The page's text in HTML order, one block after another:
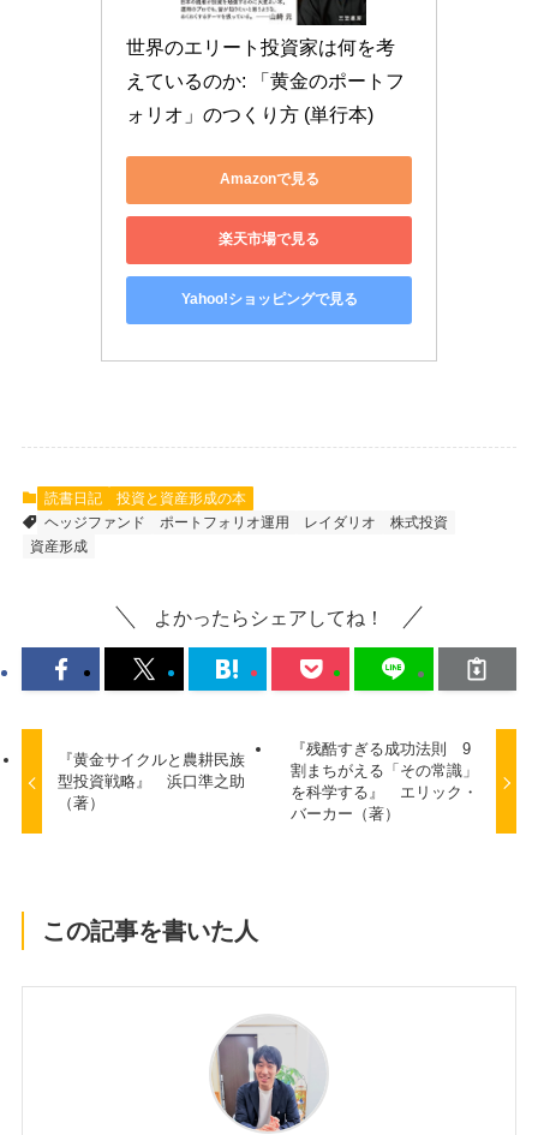
世界のエリート投資家は何を考
えているのか: 「黄金のポートフ
ォリオ」のつくり方 (単行本)
Amazonで見る
楽天市場で見る
Yahoo!ショッピングで見る
読書日記
投資と資産形成の本
ヘッジファンド
ポートフォリオ運用 レイダリオ
株式投資
資産形成
よかったらシェアしてね！
『黄金サイクルと農耕民族
型投資戦略』 浜口準之助
（著）
『残酷すぎる成功法則 9
割まちがえる「その常識」
を科学する』 エリック・
バーカー（著）
この記事を書いた人